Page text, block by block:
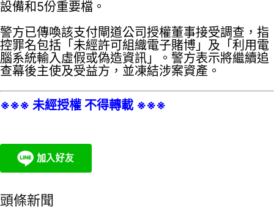
設備和5份重要檔。
警方已傳喚該支付閘道公司授權董事接受調查，指
控罪名包括「未經許可組織電子賭博」及「利用電
腦系統輸入虛假或偽造資訊」。警方表示將繼續追
查幕後主使及受益方，並凍結涉案資產。
※※※ 未經授權 不得轉載 ※※※
頭條新聞